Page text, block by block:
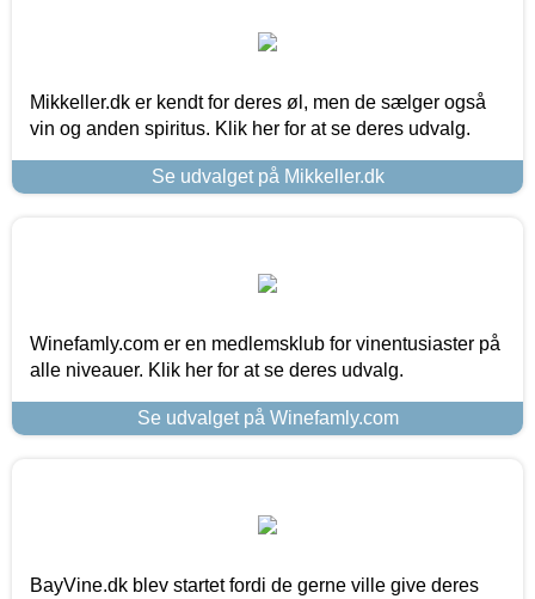
Mikkeller.dk er kendt for deres øl, men de sælger også
vin og anden spiritus. Klik her for at se deres udvalg.
Se udvalget på Mikkeller.dk
Winefamly.com er en medlemsklub for vinentusiaster på
alle niveauer. Klik her for at se deres udvalg.
Se udvalget på Winefamly.com
BayVine.dk blev startet fordi de gerne ville give deres